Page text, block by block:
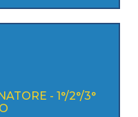
- 1°/2°/3°